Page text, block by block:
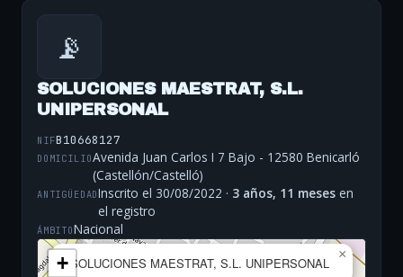
📡
SOLUCIONES MAESTRAT, S.L.
UNIPERSONAL
NIFB10668127
DOMICILIOAvenida Juan Carlos I 7 Bajo - 12580 Benicarló
(Castellón/Castelló)
ANTIGÜEDADInscrito el 30/08/2022 · 3 años, 11 meses en
el registro
ÁMBITONacional
SOLUCIONES MAESTRAT, S.L. UNIPERSONAL
×
+